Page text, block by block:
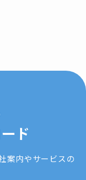
ド
案内やサービスの